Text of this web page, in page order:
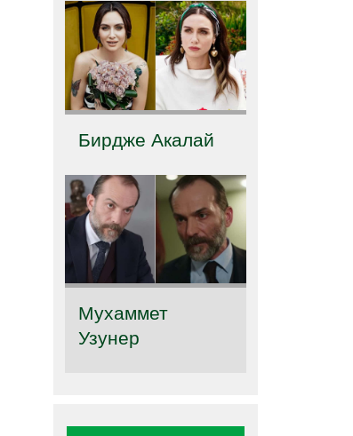
Бирдже Акалай
Мухаммет
Узунер